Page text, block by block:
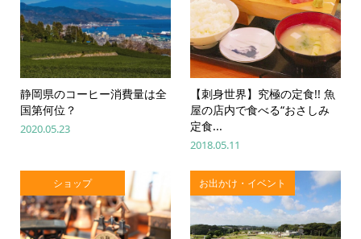
静岡県のコーヒー消費量は全
国第何位？
2020.05.23
【刺身世界】究極の定食!! 魚
屋の店内で食べる“おさしみ
定食...
2018.05.11
ショップ お出かけ・イベント